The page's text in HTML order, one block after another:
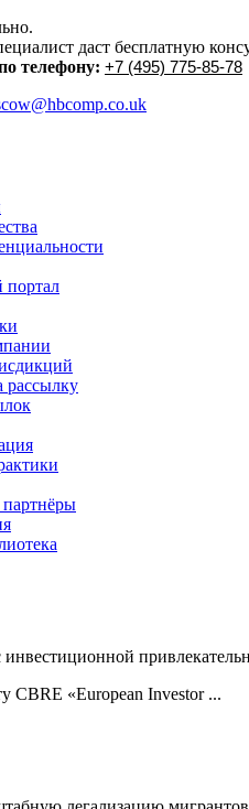
даст бесплатную
телефону: +7 (495) 775-85-78
рассылку
CBRE «European Investor ...